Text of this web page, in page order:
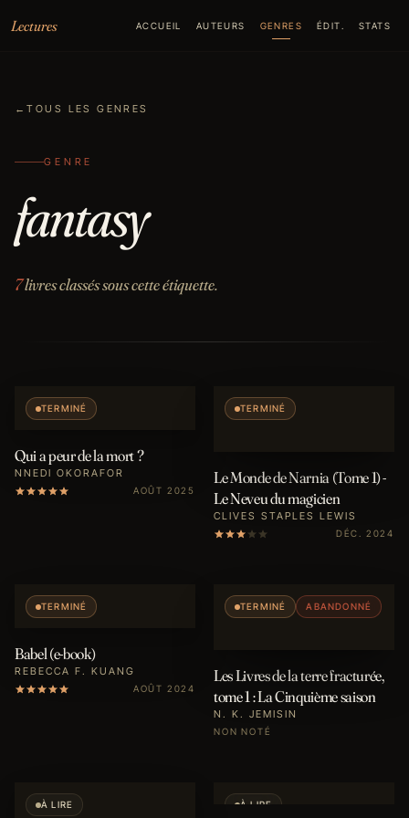
Lectures
ACCUEIL AUTEURS GENRES ÉDIT. STATS
←TOUS LES GENRES
GENRE
fantasy
7livres classés sous cette étiquette.
TERMINÉ
Qui a peur de la mort ?
NNEDI OKORAFOR
AOÛT 2025
TERMINÉ
Le Monde de Narnia (Tome 1) -
Le Neveu du magicien
CLIVES STAPLES LEWIS
DÉC. 2024
TERMINÉ
Babel (e-book)
REBECCA F. KUANG
AOÛT 2024
TERMINÉ ABANDONNÉ
Les Livres de la terre fracturée,
tome 1 : La Cinquième saison
N. K. JEMISIN
NON NOTÉ
À LIRE À LIRE